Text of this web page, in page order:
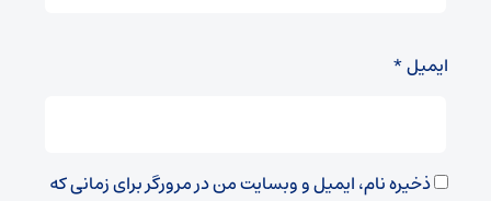
ایمیل*
ذخیره نام، ایمیل و وبسایت من در مرورگر برای زمانی که